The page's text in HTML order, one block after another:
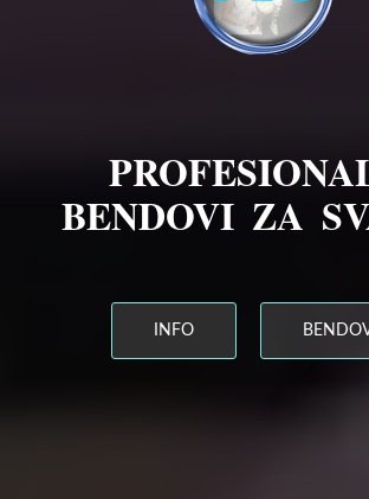
BENDOVI ZA
INFO